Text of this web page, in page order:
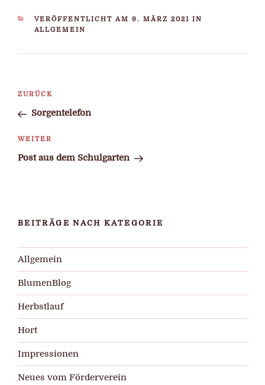
KATEGORIEN
VERÖFFENTLICHT AM 9. MÄRZ 2021 IN
ALLGEMEIN
Beitragsnavigation
Vorheriger
Beitrag
ZURÜCK
Sorgentelefon
Nächster
Beitrag
WEITER
Post aus dem Schulgarten
BEITRÄGE NACH KATEGORIE
Allgemein
BlumenBlog
Herbstlauf
Hort
Impressionen
Neues vom Förderverein